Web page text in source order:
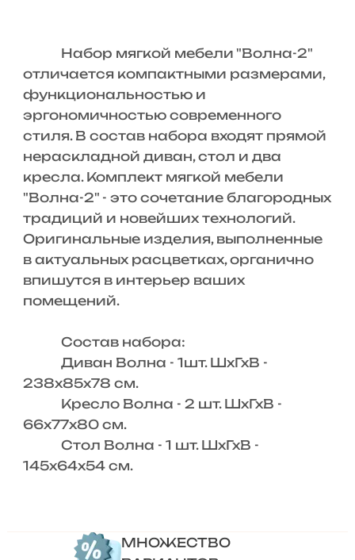
Набор мягкой мебели "Волна-2"
отличается компактными размерами,
функциональностью и
эргономичностью современного
стиля. В состав набора входят прямой
нераскладной диван, стол и два
кресла. Комплект мягкой мебели
"Волна-2" - это сочетание благородных
традиций и новейших технологий.
Оригинальные изделия, выполненные
в актуальных расцветках, органично
впишутся в интерьер ваших
помещений.
Состав набора:
Диван Волна - 1шт. ШхГхВ -
238х85х78 см.
Кресло Волна - 2 шт. ШхГхВ -
66х77х80 см.
Стол Волна - 1 шт. ШхГхВ -
145х64х54 см.
МНОЖЕСТВО